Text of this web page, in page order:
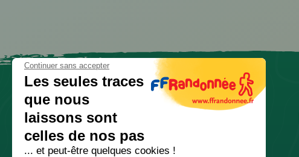
Continuer sans accepter
Les seules traces
que nous
laissons sont
celles de nos pas
... et peut-être quelques cookies !